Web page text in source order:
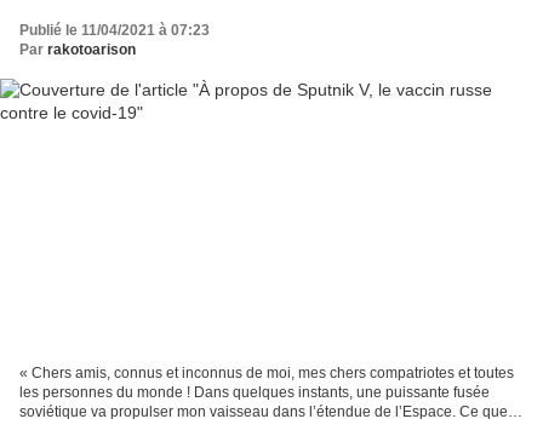
Publié le 11/04/2021 à 07:23
Par rakotoarison
« Chers amis, connus et inconnus de moi, mes chers compatriotes et toutes
les personnes du monde ! Dans quelques instants, une puissante fusée
soviétique va propulser mon vaisseau dans l’étendue de l’Espace. Ce que je